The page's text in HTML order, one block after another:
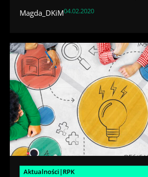
Magda_DKiM04.02.2020
Aktualności|RPK